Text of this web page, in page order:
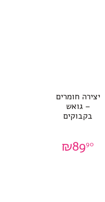
יצירה חומרים
– גואש
בקבוקים
₪8990